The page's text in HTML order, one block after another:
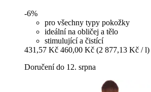
-6%
pro všechny typy pokožky
ideální na obličej a tělo
stimulující a čistící
431,57 Kč 460,00 Kč (2 877,13 Kč / l)
Doručení do 12. srpna